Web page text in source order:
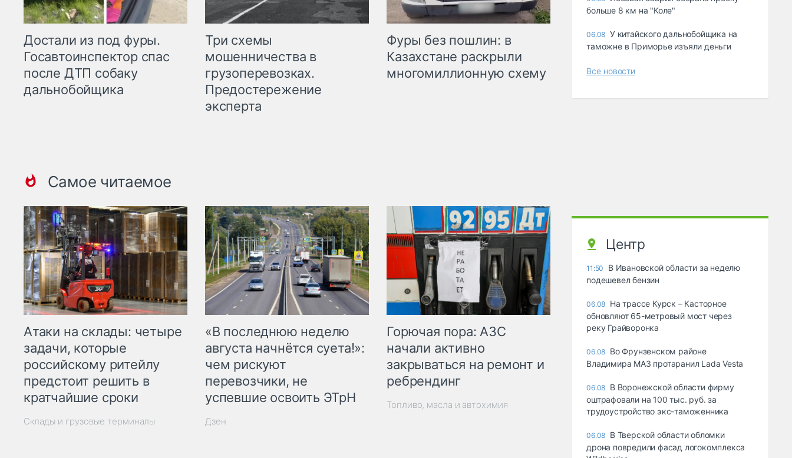
Достали из под фуры.
Госавтоинспектор спас
после ДТП собаку
дальнобойщика
Три схемы
мошенничества в
грузоперевозках.
Предостережение
эксперта
Фуры без пошлин: в
Казахстане раскрыли
многомиллионную схему
Самое читаемое
Атаки на склады: четыре
задачи, которые
российскому ритейлу
предстоит решить в
кратчайшие сроки
Склады и грузовые терминалы
«В последнюю неделю
августа начнётся суета!»:
чем рискуют
перевозчики, не
успевшие освоить ЭТрН
Дзен
Горючая пора: АЗС
начали активно
закрываться на ремонт и
ребрендинг
Топливо, масла и автохимия
больше 8 км на "Коле"
06.08 У китайского дальнобойщика на
таможне в Приморье изъяли деньги
Все новости
Центр
11:50
В Ивановской области за неделю
подешевел бензин
06.08 На трассе Курск – Касторное
обновляют 65-метровый мост через
реку Грайворонка
06.08 Во Фрунзенском районе
Владимира МАЗ протаранил Lada Vesta
06.08 В Воронежской области фирму
оштрафовали на 100 тыс. руб. за
трудоустройство экс-таможенника
06.08 В Тверской области обломки
дрона повредили фасад логокомплекса